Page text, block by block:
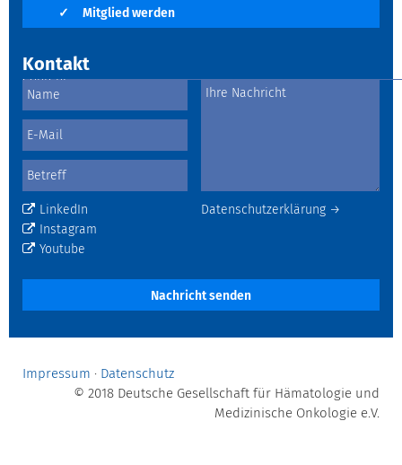
✓ Mitglied werden
Kontakt
Datenschutzerklärung →
LinkedIn
Instagram
Youtube
Nachricht senden
Impressum · Datenschutz
© 2018 Deutsche Gesellschaft für Hämatologie und
Medizinische Onkologie e.V.